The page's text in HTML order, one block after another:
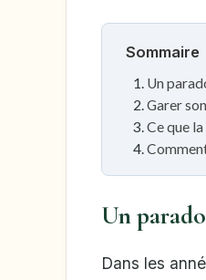
Sommaire
Un
Garer
Ce que
Un
Dans les